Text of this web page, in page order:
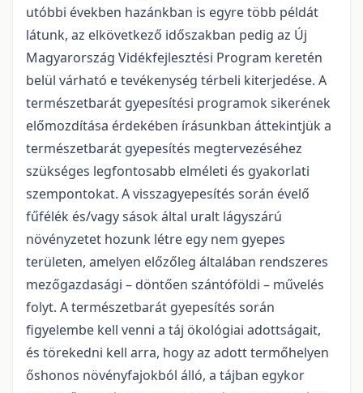
utóbbi években hazánkban is egyre több példát
látunk, az elkövetkező időszakban pedig az Új
Magyarország Vidékfejlesztési Program keretén
belül várható e tevékenység térbeli kiterjedése. A
természetbarát gyepesítési programok sikerének
előmozdítása érdekében írásunkban áttekintjük a
természetbarát gyepesítés megtervezéséhez
szükséges legfontosabb elméleti és gyakorlati
szempontokat. A visszagyepesítés során évelő
fűfélék és/vagy sások által uralt lágyszárú
növényzetet hozunk létre egy nem gyepes
területen, amelyen előzőleg általában rendszeres
mezőgazdasági – döntően szántóföldi – művelés
folyt. A természetbarát gyepesítés során
figyelembe kell venni a táj ökológiai adottságait,
és törekedni kell arra, hogy az adott termőhelyen
őshonos növényfajokból álló, a tájban egykor